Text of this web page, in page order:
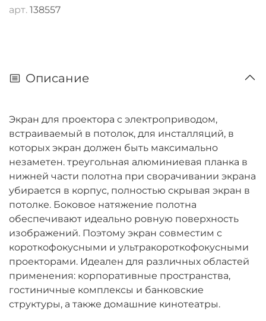
арт. 138557
Описание
Экран для проектора с электроприводом,
встраиваемый в потолок, для инсталляций, в
которых экран должен быть максимально
незаметен. треугольная алюминиевая планка в
нижней части полотна при сворачивании экрана
убирается в корпус, полностью скрывая экран в
потолке. Боковое натяжение полотна
обеспечивают идеально ровную поверхность
изображений. Поэтому экран совместим с
короткофокусными и ультракороткофокусными
проекторами. Идеален для различных областей
применения: корпоративные пространства,
гостиничные комплексы и банковские
структуры, а также домашние кинотеатры.